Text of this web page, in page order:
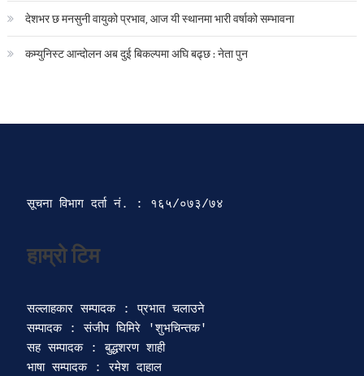
देशभर छ मनसुनी वायुको प्रभाव, आज यी स्थानमा भारी वर्षाको सम्भावना
कम्युनिस्ट आन्दोलन अब दुई बिकल्पमा अघि बढ्छ : नेता पुन
सूचना विभाग दर्ता‍ नं. : १६५/०७३/७४
हाम्रो टिम
सल्लाहकार सम्पादक : प्रभात चलाउने
सम्पादक : संजीप घिमिरे 'शुभचिन्तक'
सह सम्पादक : बुद्धशरण शाही
भाषा सम्पादक : रमेश दाहाल